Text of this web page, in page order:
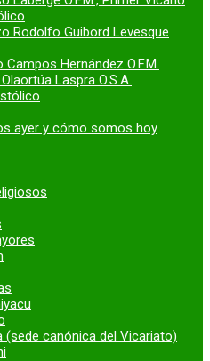
Rodolfo Guibord Levesque
Campos Hernández O.F.M.
Laspra O.S.A.
ayer y cómo somos hoy
(sede canónica del Vicariato)